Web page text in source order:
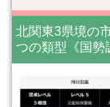
北関東3県境の
つの類型《国勢